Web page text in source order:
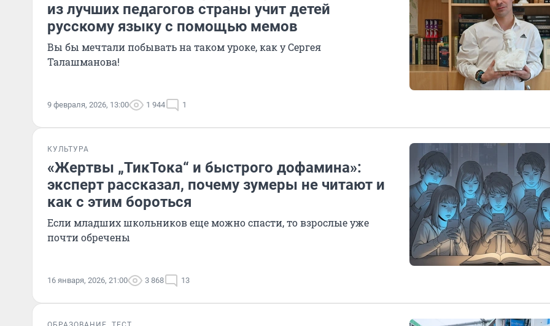
из лучших педагогов страны учит детей
русскому языку с помощью мемов
Вы бы мечтали побывать на таком уроке, как у Сергея
Талашманова!
9 февраля, 2026, 13:00 1 944 1
КУЛЬТУРА
«Жертвы „ТикТока“ и быстрого дофамина»:
эксперт рассказал, почему зумеры не читают и
как с этим бороться
Если младших школьников еще можно спасти, то взрослые уже
почти обречены
16 января, 2026, 21:00 3 868 13